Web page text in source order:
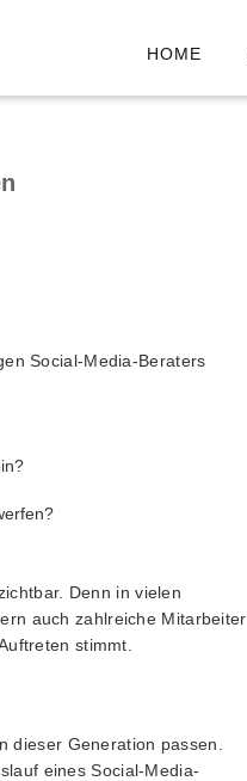
HOME
Social-Media-Beraters
Denn in vielen
auch zahlreiche Mitarbeiter
stimmt.
dieser Generation passen.
eines Social-Media-